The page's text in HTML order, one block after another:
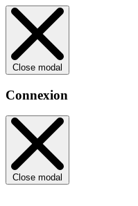
Close modal
Connexion
Close modal